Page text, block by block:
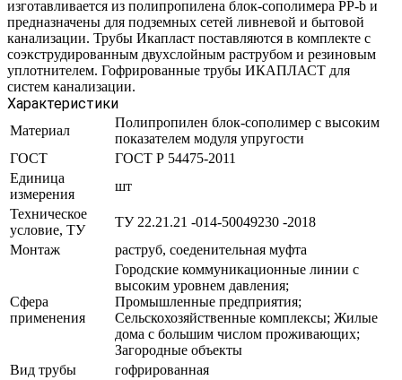
изготавливается из полипропилена блок-сополимера PP-b и
предназначены для подземных сетей ливневой и бытовой
канализации. Трубы Икапласт поставляются в комплекте с
соэкструдированным двухслойным раструбом и резиновым
уплотнителем. Гофрированные трубы ИКАПЛАСТ для
систем канализации.
Характеристики
Материал
Полипропилен блок-сополимер с высоким
показателем модуля упругости
ГОСТ
ГОСТ Р 54475-2011
Единица
измерения
шт
Техническое
условие, ТУ
ТУ 22.21.21 -014-50049230 -2018
Монтаж
раструб, соеденительная муфта
Сфера
применения
Городские коммуникационные линии с
высоким уровнем давления;
Промышленные предприятия;
Сельскохозяйственные комплексы; Жилые
дома с большим числом проживающих;
Загородные объекты
Вид трубы
гофрированная